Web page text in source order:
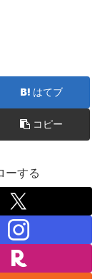
はてブ
コピー
ーする